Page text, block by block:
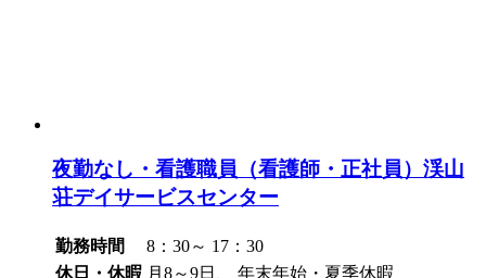
夜勤なし・看護職員（看護師・正社員）渓山
荘デイサービスセンター
勤務時間
8：30～ 17：30
休日・休暇 月8～9日、 年末年始・夏季休暇